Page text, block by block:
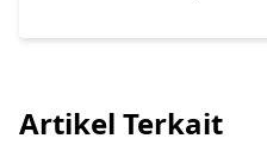
Artikel Terkait